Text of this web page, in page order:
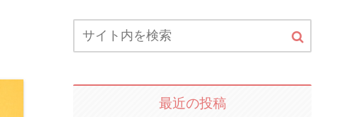
最近の投稿